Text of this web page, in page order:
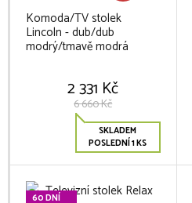
Komoda/TV stolek
Lincoln - dub/dub
modrý/tmavě modrá
2 331 Kč
6 660 Kč
SKLADEM
POSLEDNÍ 1 KS
60 DNÍ